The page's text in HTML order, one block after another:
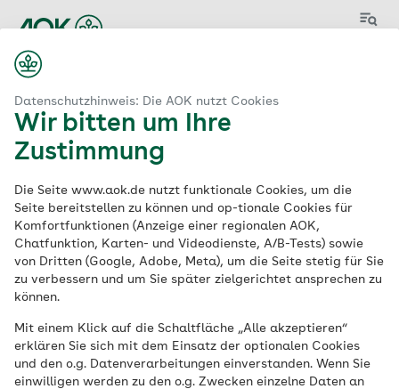
Datenschutzhinweis: Die AOK nutzt Cookies
Wir bitten um Ihre
Zustimmung
Die Seite www.aok.de nutzt funktionale Cookies, um die
Seite bereitstellen zu können und op-tionale Cookies für
Komfortfunktionen (Anzeige einer regionalen AOK,
Chatfunktion, Karten- und Videodienste, A/B-Tests) sowie
von Dritten (Google, Adobe, Meta), um die Seite stetig für Sie
zu verbessern und um Sie später zielgerichtet ansprechen zu
können.
Mit einem Klick auf die Schaltfläche „Alle akzeptieren“
erklären Sie sich mit dem Einsatz der optionalen Cookies
und den o.g. Datenverarbeitungen einverstanden. Wenn Sie
einwilligen werden zu den o.g. Zwecken einzelne Daten an
Berufsbild
Für Prävention
sorgen und
mitgestalten – als
Gesundheitswissensc
haftler (m/w/d)
Sie sind Gesundheitswissenschaftler/-in